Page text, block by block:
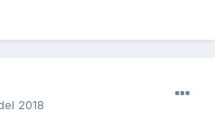
2018